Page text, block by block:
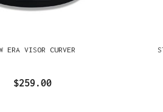
ERA VISOR CURVER
$259.00